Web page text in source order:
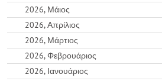
2026, Μάιος
2026, Απρίλιος
2026, Μάρτιος
2026, Φεβρουάριος
2026, Ιανουάριος